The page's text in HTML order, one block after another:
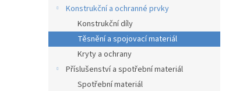
Konstrukční a ochranné prvky
Konstrukční díly
Těsnění a spojovací materiál
Kryty a ochrany
Příslušenství a spotřební materiál
Spotřební materiál